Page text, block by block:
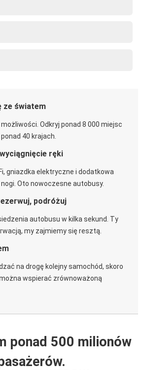
ze światem
Odkryj ponad 8 000 miejsc
40 krajach.
ręki
gniazdka elektryczne i dodatkowa
Oto nowoczesne autobusy.
podróżuj
autobusu w kilka sekund. Ty
my zajmiemy się resztą.
na drogę kolejny samochód, skoro
wspierać zrównoważoną
ponad 500 milionów